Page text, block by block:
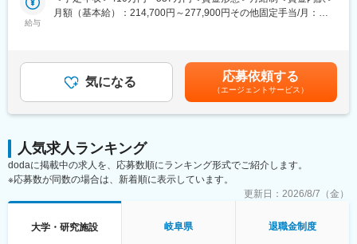
歳になるまで育児休業取得可能。育休所得者は平成29年12月現在
【CRCのやりがい】
CRCが集めている臨床データは、新薬の承認申請に欠かせない根
接聞けることもあります。患者様や医療機関から「ありがとう」
と感謝の言葉をいただけたときの喜びは、ひとしおです。
・治験の進捗状況の確認や患者様対応の予定などを、院内の治験
事務局に共有
・来院された患者様の診察や検査に同席し、治験が手順通りに行
われているか、患者様の状態変化が無いかを確認します。
・患者様の報告書作成
給与
月額（基本給）：214,700円～277,900円その他固定手当/月：
CRC手当・休日連絡対応手当■賞与：年2回（6月、12月）／昇
給：年1回（10月）※業績に応じ、決算賞与（秋季賞与）支給の場
合あり（10月）■時間外・休日出勤手当等の割増賃金は別途支給
賃金はあくまでも目安の金額であり、選考を通じて上下する可能
気になる 応募依頼する
（エージェントサービス）
人気求人ランキング
dodaに掲載中の求人を、応募数順にランキング形式でご紹介します。
※応募数が同数の場合は、新着順に表示しています。
更新日： 2026/8/7（金）
大学・研究施設 岐阜県 退職金制度